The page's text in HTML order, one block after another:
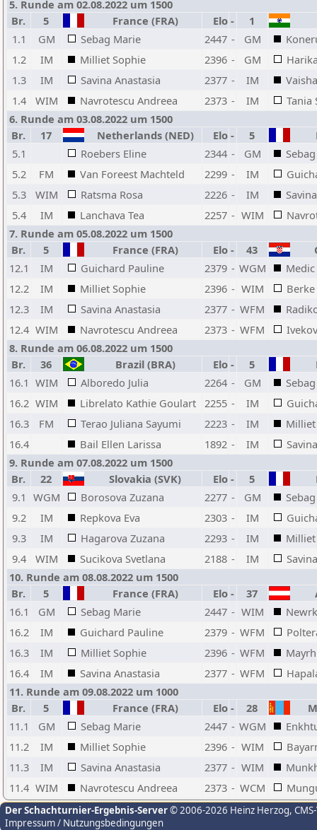
5. Runde am 02.08.2022 um 1500
Br.
5 France (FRA) Elo - 1
1.1
GM Sebag Marie 2447 - GM
1.2
IM Milliet Sophie 2396 - GM
1.3
IM Savina Anastasia 2377 - IM
1.4
WIM Navrotescu Andreea 2373 - IM
Tania
6. Runde am 03.08.2022 um 1500
Br.
17 Netherlands (NED) Elo - 5
5.1
Roebers Eline 2344 - GM
5.2
FM Van Foreest Machteld 2299 - IM
5.3
WIM Ratsma Rosa 2226 - IM
5.4
IM Lanchava Tea 2257 - WIM
7. Runde am 05.08.2022 um 1500
Br.
5 France (FRA) Elo - 43
12.1
IM Guichard Pauline 2379 - WGM
12.2
IM Milliet Sophie 2396 - WIM
12.3
IM Savina Anastasia 2377 - WFM
12.4 WIM Navrotescu Andreea 2373 - WFM
8. Runde am 06.08.2022 um 1500
Br.
36 Brazil (BRA) Elo - 5
16.1 WIM Alboredo Julia 2264 - GM
16.2 WIM Librelato Kathie Goulart 2255 - IM
16.3
FM Terao Juliana Sayumi 2223 - IM
16.4
Bail Ellen Larissa 1892 - IM
9. Runde am 07.08.2022 um 1500
Br.
22 Slovakia (SVK) Elo - 5
9.1 WGM Borosova Zuzana 2277 - GM
9.2
IM Repkova Eva 2303 - IM
9.3
IM Hagarova Zuzana 2293 - IM
9.4
WIM Sucikova Svetlana 2188 - IM
10. Runde am 08.08.2022 um 1500
Br.
5 France (FRA) Elo - 37
16.1
GM Sebag Marie 2447 - WIM
16.2
IM Guichard Pauline 2379 - WFM
16.3
IM Milliet Sophie 2396 - WFM
16.4
IM Savina Anastasia 2377 - WFM
11. Runde am 09.08.2022 um 1000
Br.
5 France (FRA) Elo - 28
11.1
GM Sebag Marie 2447 - WGM
11.2
IM Milliet Sophie 2396 - WIM
11.3
IM Savina Anastasia 2377 - WIM
11.4 WIM Navrotescu Andreea 2373 - WCM
Der Schachturnier-Ergebnis-Server© 2006-2026 Heinz Herzog,
Impressum / Nutzungsbedingungen